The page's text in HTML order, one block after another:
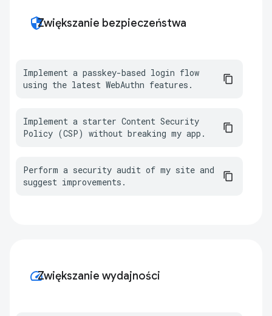
securityZwiększanie bezpieczeństwa
Implement a passkey-based login flow
using the latest WebAuthn features.
Implement a starter Content Security
Policy (CSP) without breaking my app.
Perform a security audit of my site and
suggest improvements.
speedZwiększanie wydajności